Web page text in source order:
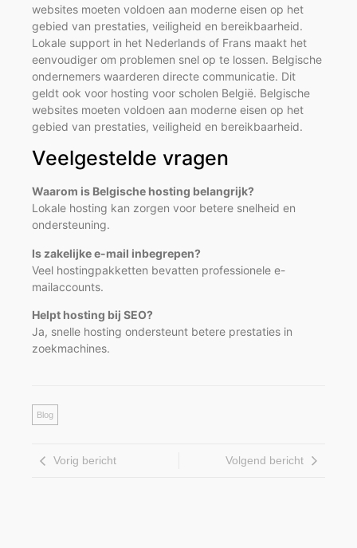
websites moeten voldoen aan moderne eisen op het
gebied van prestaties, veiligheid en bereikbaarheid.
Lokale support in het Nederlands of Frans maakt het
eenvoudiger om problemen snel op te lossen. Belgische
ondernemers waarderen directe communicatie. Dit
geldt ook voor hosting voor scholen België. Belgische
websites moeten voldoen aan moderne eisen op het
gebied van prestaties, veiligheid en bereikbaarheid.
Veelgestelde vragen
Waarom is Belgische hosting belangrijk?
Lokale hosting kan zorgen voor betere snelheid en
ondersteuning.
Is zakelijke e-mail inbegrepen?
Veel hostingpakketten bevatten professionele e-
mailaccounts.
Helpt hosting bij SEO?
Ja, snelle hosting ondersteunt betere prestaties in
zoekmachines.
Blog
Vorig bericht Volgend bericht